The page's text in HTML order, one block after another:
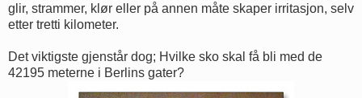
glir, strammer, klør eller på annen måte skaper irritasjon, selv
etter tretti kilometer.
Det viktigste gjenstår dog; Hvilke sko skal få bli med de
42195 meterne i Berlins gater?